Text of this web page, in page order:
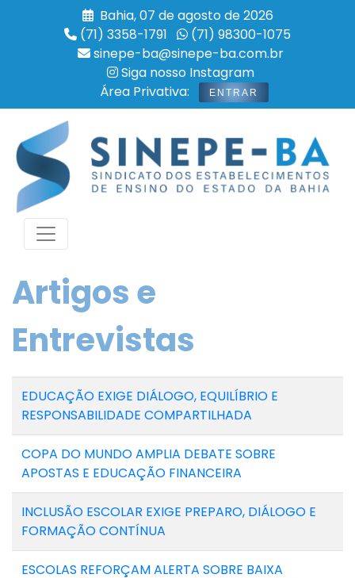
Bahia, 07 de agosto de 2026
(71) 3358-1791
(71) 98300-1075
sinepe-ba@sinepe-ba.com.br
Siga nosso Instagram
Área Privativa:
ENTRAR
Artigos e
Entrevistas
EDUCAÇÃO EXIGE DIÁLOGO, EQUILÍBRIO E
RESPONSABILIDADE COMPARTILHADA
COPA DO MUNDO AMPLIA DEBATE SOBRE
APOSTAS E EDUCAÇÃO FINANCEIRA
INCLUSÃO ESCOLAR EXIGE PREPARO, DIÁLOGO E
FORMAÇÃO CONTÍNUA
ESCOLAS REFORÇAM ALERTA SOBRE BAIXA